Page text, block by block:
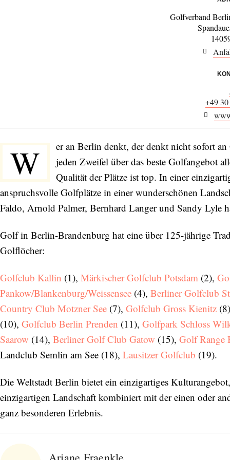
Golfverband
+49
W
er an Berlin denkt, der denkt nicht sofort
jeden Zweifel über das beste Golfangebot
Qualität der Plätze ist top. In einer
anspruchsvolle Golfplätze in einer wunderschönen
Faldo, Arnold Palmer, Bernhard Langer und Sandy Lyle
Golf in Berlin-Brandenburg hat eine über 125-jährige
Golflöcher:
Golfclub Kallin (1), Märkischer Golfclub Potsdam (2),
Pankow/Blankenburg/Weissensee (4), Berliner Golfclub
Country Club Motzner See (7), Golfclub Gross Kienitz
(10), Golfclub Berlin Prenden (11), Golfpark Schloss
Saarow (14), Berliner Golf Club Gatow (15), Golf Range
Landclub Semlin am See (18), Lausitzer Golfclub (19).
Die Weltstadt Berlin bietet ein einzigartiges
einzigartigen Landschaft kombiniert mit der einen oder
ganz besonderen Erlebnis.